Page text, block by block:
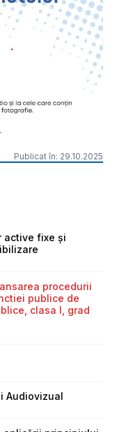
Publicat în: 29.10.2025
active fixe și
procedurii
publice de
clasa I, grad
Audiovizual